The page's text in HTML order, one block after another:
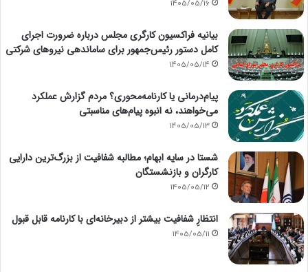
1405/05/16
بیانیه فراکسیون کارگری مجلس درباره ضرورت اجرای
کامل دستور رئیس‌جمهور برای ساماندهی نیروهای شرکتی
1405/05/14
پیام‌درمانی یا کارنامه‌محوری؟ مردم گزارش عملکرد
می‌خواهند، نه انبوه پیام‌های مناسبتی
1405/05/13
شستا در سایه ابهام؛ مطالبه شفافیت از بزرگ‌ترین دارایی
کارگران و بازنشستگان
1405/05/12
انتظارِ شفافیت بیشتر از دبیرخانه‌ای با کارنامه قابل قبول
1405/05/11